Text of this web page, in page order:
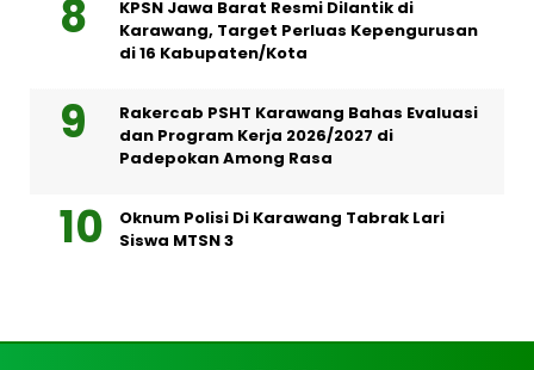
KPSN Jawa Barat Resmi Dilantik di
Karawang, Target Perluas Kepengurusan
di 16 Kabupaten/Kota
Rakercab PSHT Karawang Bahas Evaluasi
dan Program Kerja 2026/2027 di
Padepokan Among Rasa
Oknum Polisi Di Karawang Tabrak Lari
Siswa MTSN 3